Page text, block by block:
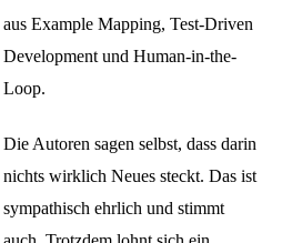
aus Example Mapping, Test-Driven
Development und Human-in-the-
Loop.
Die Autoren sagen selbst, dass darin
nichts wirklich Neues steckt. Das ist
sympathisch ehrlich und stimmt